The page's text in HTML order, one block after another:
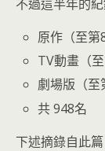
不過這半年的
原作（至第
TV動畫（
劇場版（至
共 948名
下述摘錄自此篇